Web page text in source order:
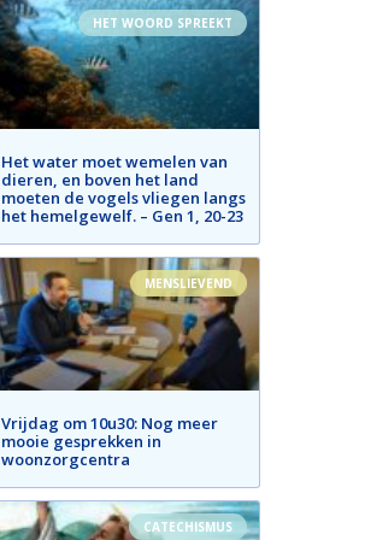
HET WOORD SPREEKT
Het water moet wemelen van
dieren, en boven het land
moeten de vogels vliegen langs
het hemelgewelf. – Gen 1, 20-23
MENSLIEVEND
Vrijdag om 10u30: Nog meer
mooie gesprekken in
woonzorgcentra
CATECHISMUS